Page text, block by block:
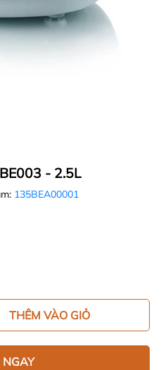
- 2.5L
135BEA00001
THÊM VÀO GIỎ